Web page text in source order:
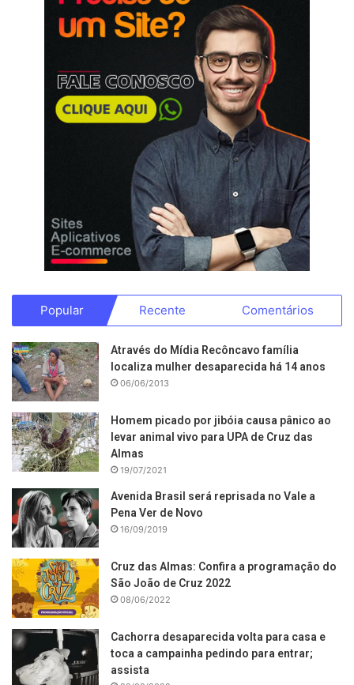
Popular Recente Comentários
Através do Mídia Recôncavo família
localiza mulher desaparecida há 14 anos
06/06/2013
Homem picado por jibóia causa pânico ao
levar animal vivo para UPA de Cruz das
Almas
19/07/2021
Avenida Brasil será reprisada no Vale a
Pena Ver de Novo
16/09/2019
Cruz das Almas: Confira a programação do
São João de Cruz 2022
08/06/2022
Cachorra desaparecida volta para casa e
toca a campainha pedindo para entrar;
assista